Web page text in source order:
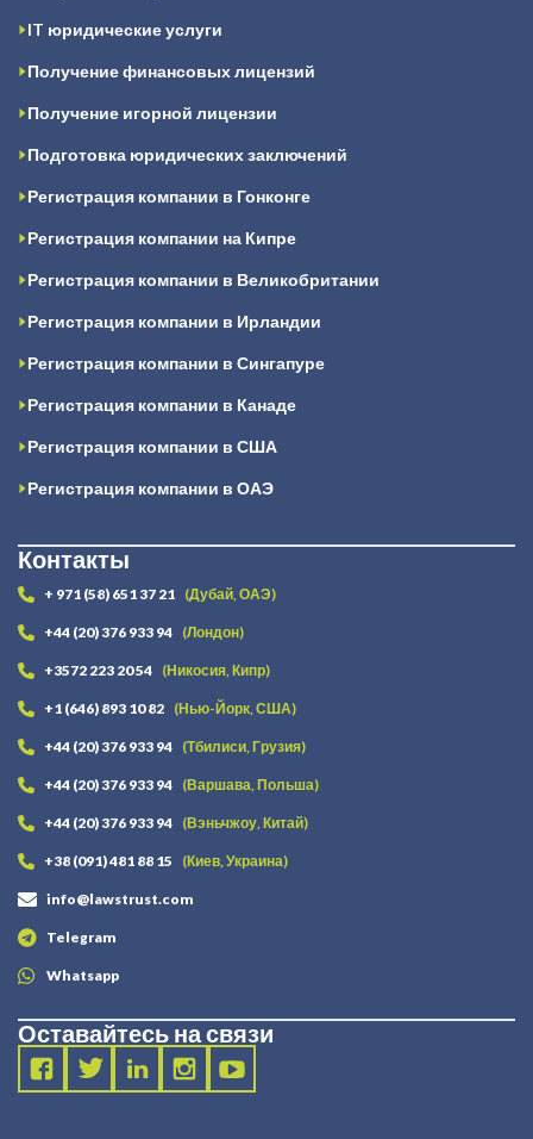
IT юридические услуги
Получение финансовых лицензий
Получение игорной лицензии
Подготовка юридических заключений
Регистрация компании в Гонконге
Регистрация компании на Кипре
Регистрация компании в Великобритании
Регистрация компании в Ирландии
Регистрация компании в Сингапуре
Регистрация компании в Канаде
Регистрация компании в США
Регистрация компании в ОАЭ
Контакты
+ 971 (58) 651 37 21 (Дубай, ОАЭ)
+44 (20) 376 933 94 (Лондон)
+3572 223 20 54 (Никосия, Кипр)
+1 (646) 893 10 82 (Нью-Йорк, США)
+44 (20) 376 933 94 (Тбилиси, Грузия)
+44 (20) 376 933 94 (Варшава, Польша)
+44 (20) 376 933 94 (Вэньчжоу, Китай)
+38 (091) 481 88 15 (Киев, Украина)
info@lawstrust.com
Telegram
Whatsapp
Оставайтесь на связи